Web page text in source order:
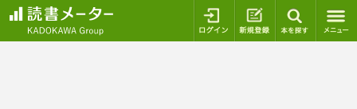
ログイン 新規登録